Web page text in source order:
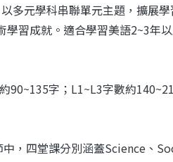
多元學科串聯單元主題，擴展
習成就。適合學習美語2~3年
字；L1~L3字數約
，四堂課分別涵蓋Science、